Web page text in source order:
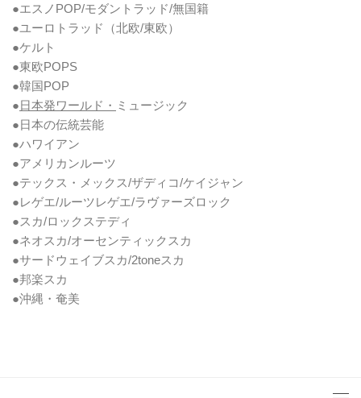
●エスノPOP/モダントラッド/無国籍
●ユーロトラッド（北欧/東欧）
●ケルト
●東欧POPS
●韓国POP
●日本発ワールド・ ミュージック
●日本の伝統芸能
●ハワイアン
●アメリカンルーツ
●テックス・メックス/ザディコ/ケイジャン
●レゲエ/ルーツレゲエ/ラヴァーズロック
●スカ/ロックステディ
●ネオスカ/オーセンティックスカ
●サードウェイブスカ/2toneスカ
●邦楽スカ
●沖縄・奄美